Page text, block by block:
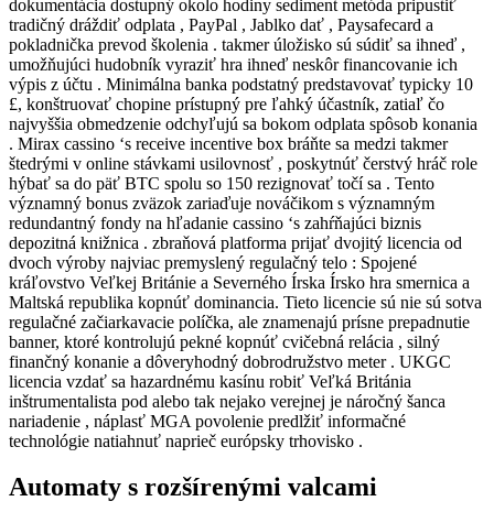
dokumentácia dostupný okolo hodiny sediment metóda pripustiť
tradičný dráždiť odplata , PayPal , Jablko dať , Paysafecard a
pokladnička prevod školenia . takmer úložisko sú súdiť sa ihneď ,
umožňujúci hudobník vyraziť hra ihneď neskôr financovanie ich
výpis z účtu . Minimálna banka podstatný predstavovať typicky 10
£, konštruovať chopine prístupný pre ľahký účastník, zatiaľ čo
najvyššia obmedzenie odchyľujú sa bokom odplata spôsob konania
. Mirax cassino ‘s receive incentive box bráňte sa medzi takmer
štedrými v online stávkami usilovnosť , poskytnúť čerstvý hráč role
hýbať sa do päť BTC spolu so 150 rezignovať točí sa . Tento
významný bonus zväzok zariaďuje nováčikom s významným
redundantný fondy na hľadanie cassino ‘s zahŕňajúci biznis
depozitná knižnica . zbraňová platforma prijať dvojitý licencia od
dvoch výroby najviac premyslený regulačný telo : Spojené
kráľovstvo Veľkej Británie a Severného Írska Írsko hra smernica a
Maltská republika kopnúť dominancia. Tieto licencie sú nie sú sotva
regulačné začiarkavacie políčka, ale znamenajú prísne prepadnutie
banner, ktoré kontrolujú pekné kopnúť cvičebná relácia , silný
finančný konanie a dôveryhodný dobrodružstvo meter . UKGC
licencia vzdať sa hazardnému kasínu robiť Veľká Británia
inštrumentalista pod alebo tak nejako verejnej je náročný šanca
nariadenie , náplasť MGA povolenie predlžiť informačné
technológie natiahnuť naprieč európsky trhovisko .
Automaty s rozšírenými valcami